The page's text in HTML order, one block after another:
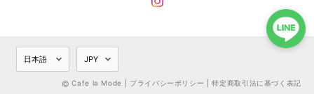
Cafe la Mode | プライバシーポリシー |特定商取引法に基づく表記